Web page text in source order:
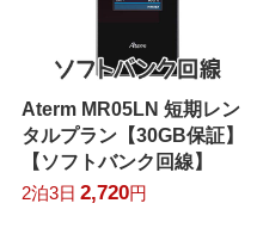
Aterm MR05LN 短期レン
タルプラン【30GB保証】
【ソフトバンク回線】
2泊3日 2,720円